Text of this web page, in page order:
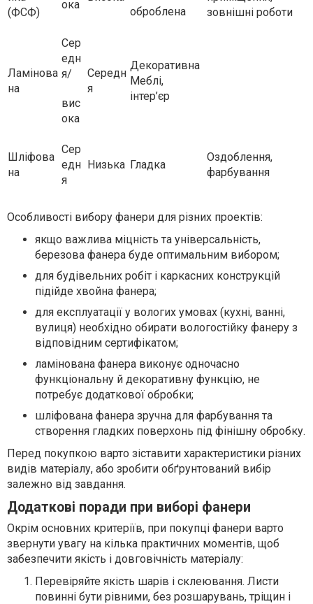
(ФСФ)
ока
оброблена
зовнішні роботи
Ламінова
на
Сер
едн
я/
вис
ока
Середн
я
Декоративна
Меблі,
інтер’єр
Шліфова
на
Сер
едн
я
Низька Гладка
Оздоблення,
фарбування
Особливості вибору фанери для різних проектів:
якщо важлива міцність та універсальність,
березова фанера буде оптимальним вибором;
для будівельних робіт і каркасних конструкцій
підійде хвойна фанера;
для експлуатації у вологих умовах (кухні, ванні,
вулиця) необхідно обирати вологостійку фанеру з
відповідним сертифікатом;
ламінована фанера виконує одночасно
функціональну й декоративну функцію, не
потребує додаткової обробки;
шліфована фанера зручна для фарбування та
створення гладких поверхонь під фінішну обробку.
Перед покупкою варто зіставити характеристики різних
видів матеріалу, або зробити обґрунтований вибір
залежно від завдання.
Додаткові поради при виборі фанери
Окрім основних критеріїв, при покупці фанери варто
звернути увагу на кілька практичних моментів, щоб
забезпечити якість і довговічність матеріалу:
Перевіряйте якість шарів і склеювання. Листи
повинні бути рівними, без розшарувань, тріщин і